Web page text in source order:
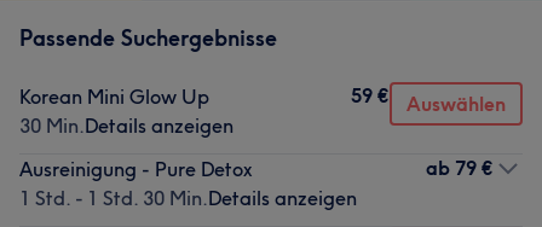
Passende Suchergebnisse
Korean Mini Glow Up
30 Min.Details anzeigen
59 € Auswählen
Ausreinigung - Pure Detox
1 Std. - 1 Std. 30 Min.Details anzeigen
ab 79 €